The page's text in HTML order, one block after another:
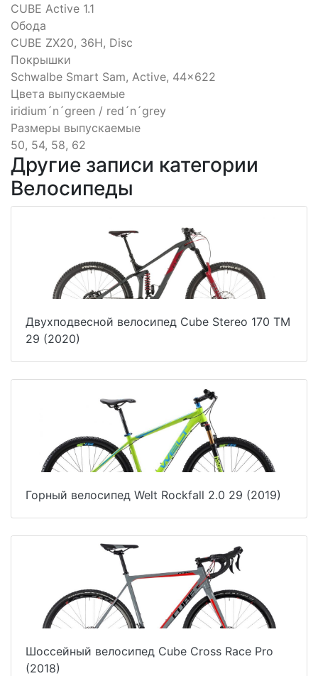
CUBE Active 1.1
Обода
CUBE ZX20, 36H, Disc
Покрышки
Schwalbe Smart Sam, Active, 44x622
Цвета выпускаемые
iridium´n´green / red´n´grey
Размеры выпускаемые
50, 54, 58, 62
Другие записи категории
Велосипеды
Двухподвесной велосипед Cube Stereo 170 TM
29 (2020)
Горный велосипед Welt Rockfall 2.0 29 (2019)
Шоссейный велосипед Cube Cross Race Pro
(2018)